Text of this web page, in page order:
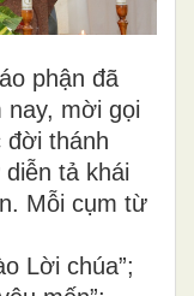
phận đã
nay, mời gọi
đời thánh
tả khái
Mỗi cụm từ
Lời chúa”;